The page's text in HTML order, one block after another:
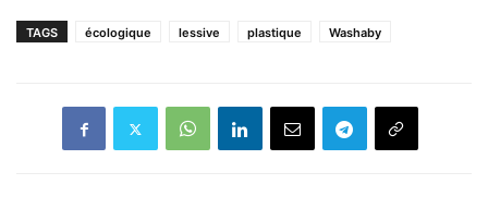
TAGS écologique lessive plastique Washaby